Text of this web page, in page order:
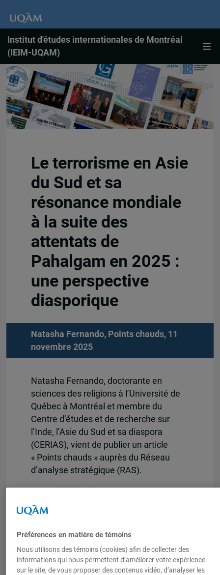
Institut d'études internationales de Montréal
(IEIM-UQAM)
Le terrorisme en Asie
du Sud et sa
résonance mondiale
à la suite des
attentats de
Pahalgam en 2025 :
une perspective
diasporique
Natasha Fernando, Points chauds, 11
novembre 2025
Natasha Fernando, doctorante en
sciences des religions à l’Université de
Québec à Montréal et membre du
Centre d’études et de recherche sur
l’Inde, l’Asie du Sud et sa diaspora
(CERIAS), vient de publier un article
« Points chauds » auprès du Réseau
d’analyse stratégique (RAS).
Préférences en matière de témoins
Nous utilisons des témoins (cookies) afin de collecter des
informations qui nous permettent d’améliorer votre expérience
sur le site, de vous proposer des contenus vidéo, d’analyser les